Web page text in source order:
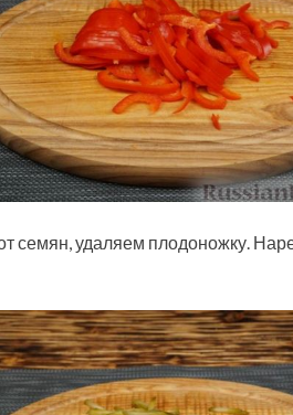
семян, удаляем плодоножку.